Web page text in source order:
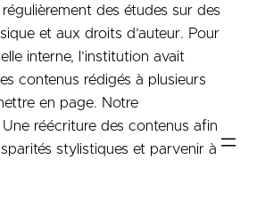
régulièrement des études sur des
et aux droits d’auteur. Pour
interne, l’institution avait
contenus rédigés à plusieurs
en page. Notre
réécriture des contenus afin
stylistiques et parvenir à